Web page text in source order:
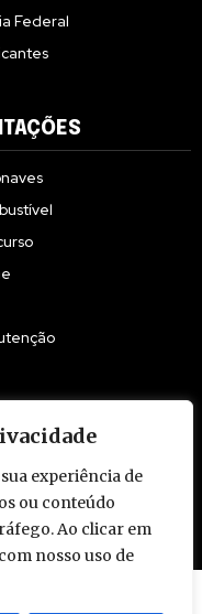
experiência de
ou conteúdo
Ao clicar em
nosso uso de
Federal
reservados. Brasil.